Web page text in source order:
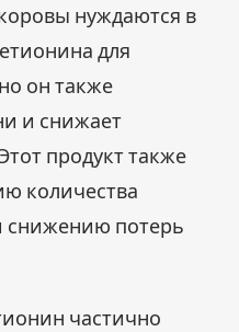
нуждаются в
для
он также
и снижает
продукт также
количества
снижению потерь
частично